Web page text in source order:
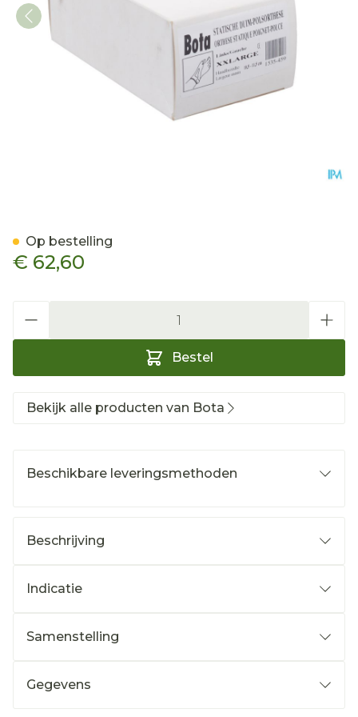
€ 62,60
Bestel
Op bestelling
Bekijk alle producten van Bota
Beschikbare leveringsmethoden
Beschrijving
Indicatie
Samenstelling
Gegevens